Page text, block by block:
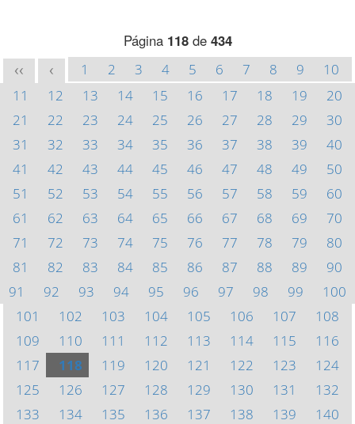
Página 118de 434
<< < 1 2 3 4 5 6 7 8 9
10
11
12 13 14 15 16 17 18 19
20
21
22 23 24 25 26 27 28 29
30
31
32 33 34 35 36 37 38 39
40
41
42 43 44 45 46 47 48 49
50
51
52 53 54 55 56 57 58 59
60
61
62 63 64 65 66 67 68 69
70
71
72 73 74 75 76 77 78 79
80
81
82 83 84 85 86 87 88 89
90
91
92 93 94 95 96 97 98 99
100
101
102 103 104 105 106 107
108
109
110 111 112 113 114 115
116
117
118 119 120 121 122 123
124
125
126 127 128 129 130 131
132
133
134 135 136 137 138 139
140